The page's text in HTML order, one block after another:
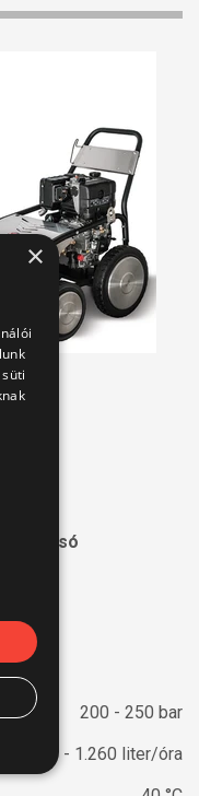
mosó
200 - 250 bar
720 - 1.260 liter/óra
×